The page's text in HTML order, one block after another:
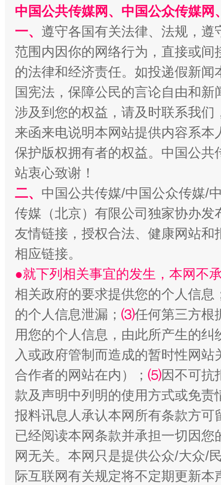
中国公共传媒网、中国公众传媒
一、 遵守各国有关法律、法规，
范围内因你的网络行为，直接或
的法律和经济责任。如投递假新
国宪法，保障公民的言论自由和
涉及到您的权益，请及时联系我
来函来电说明本网站提供内容系
保护版权拥有者的权益。中国公
站衷心致谢！
二、 中国公共传媒/中国公众传媒/
传媒（北京）有限公司独家协办
友情链接，授权合法、健康网站
相应链接。
●就下列相关事宜的发生，本网不
相关政府的要求提供您的个人信息
的个人信息泄漏； ⑶任何第三方根
用您的个人信息，由此所产生的纠
入或政府管制而造成的暂时性网
合作者的网站在内）； ⑸因不可抗
款及声明中列明的使用方式或免责
报料讯息人承认本网所有条款方
已经阅读本网条款并承担一切因
网无关。本网只是提供公众/大众/
际互联网有关规定将不定期更新本